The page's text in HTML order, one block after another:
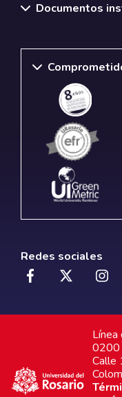
Documentos
Redes sociales
0200
Calle